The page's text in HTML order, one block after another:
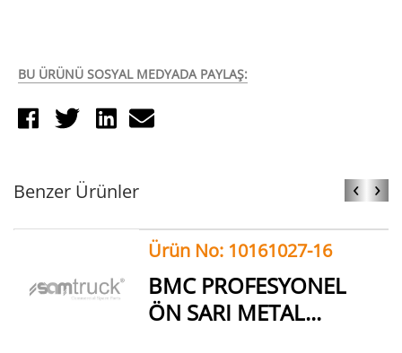
BU ÜRÜNÜ SOSYAL MEDYADA PAYLAŞ:
Benzer Ürünler ‹ ›
Ürün No: 10161027-16
BMC PROFESYONEL
ÖN SARI METAL...